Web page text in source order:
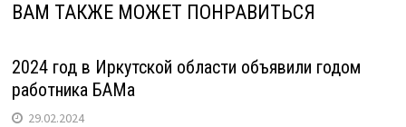
ВАМ ТАКЖЕ МОЖЕТ ПОНРАВИТЬСЯ
2024 год в Иркутской области объявили годом
работника БАМа
29.02.2024